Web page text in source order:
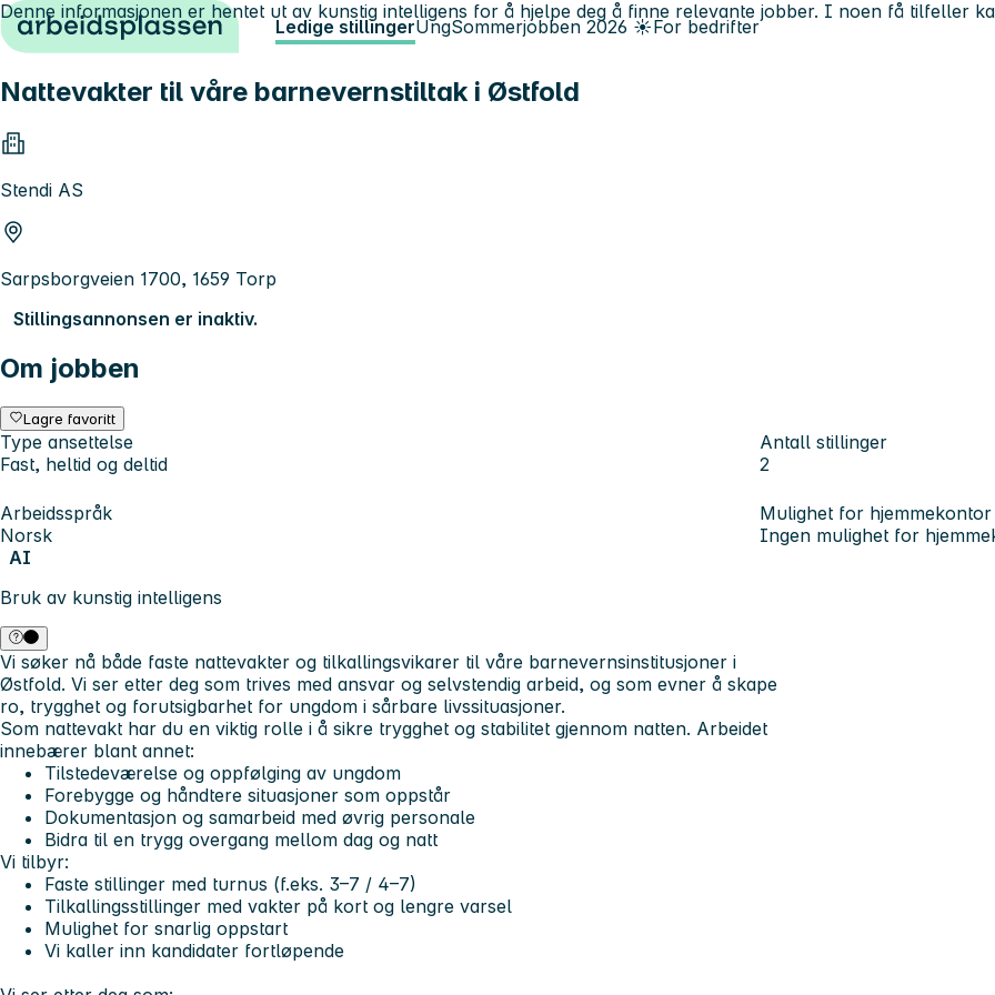
Hopp til innhold Ledige stillingerUngSommerjobben 2026 ☀️For bedrifter
Nattevakter til våre barnevernstiltak i Østfold
Stendi AS
Sarpsborgveien 1700, 1659 Torp
Stillingsannonsen er inaktiv.
Om jobben
Lagre favoritt
Type ansettelse
Fast, heltid og deltid
Antall stillinger
2
Arbeidsspråk
Norsk
Mulighet for hjemmekontor
Ingen mulighet for
AI
Bruk av kunstig intelligens
Denne informasjonen er hentet ut av kunstig intelligens for å hjelpe deg å finne relevante jobber. I noen få tilfeller
Vi søker nå både faste nattevakter og tilkallingsvikarer til våre barnevernsinstitusjoner i
Østfold. Vi ser etter deg som trives med ansvar og selvstendig arbeid, og som evner å skape
ro, trygghet og forutsigbarhet for ungdom i sårbare livssituasjoner.
Som nattevakt har du en viktig rolle i å sikre trygghet og stabilitet gjennom natten. Arbeidet
innebærer blant annet:
Tilstedeværelse og oppfølging av ungdom
Forebygge og håndtere situasjoner som oppstår
Dokumentasjon og samarbeid med øvrig personale
Bidra til en trygg overgang mellom dag og natt
Vi tilbyr:
Faste stillinger med turnus (f.eks. 3–7 / 4–7)
Tilkallingsstillinger med vakter på kort og lengre varsel
Mulighet for snarlig oppstart
Vi kaller inn kandidater fortløpende